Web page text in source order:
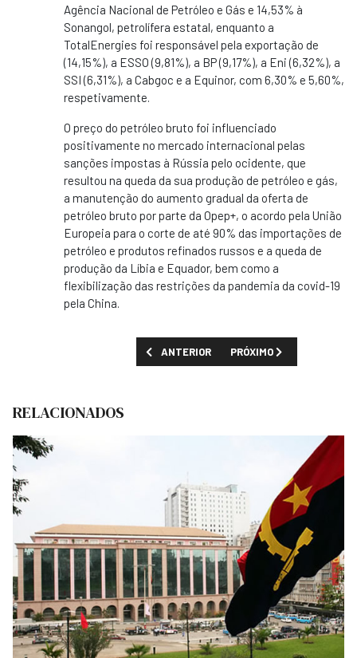
Agência Nacional de Petróleo e Gás e 14,53% à
Sonangol, petrolífera estatal, enquanto a
TotalEnergies foi responsável pela exportação de
(14,15%), a ESSO (9,81%), a BP (9,17%), a Eni (6,32%), a
SSI (6,31%), a Cabgoc e a Equinor, com 6,30% e 5,60%,
respetivamente.
O preço do petróleo bruto foi influenciado
positivamente no mercado internacional pelas
sanções impostas à Rússia pelo ocidente, que
resultou na queda da sua produção de petróleo e gás,
a manutenção do aumento gradual da oferta de
petróleo bruto por parte da Opep+, o acordo pela União
Europeia para o corte de até 90% das importações de
petróleo e produtos refinados russos e a queda de
produção da Líbia e Equador, bem como a
flexibilização das restrições da pandemia da covid-19
pela China.
ARTIGO ANTERIOR: LUCRO DA SONANGOL
ANTERIOR PRÓXIMO ARTIGO:
PRÓXIMO
RELACIONADOS